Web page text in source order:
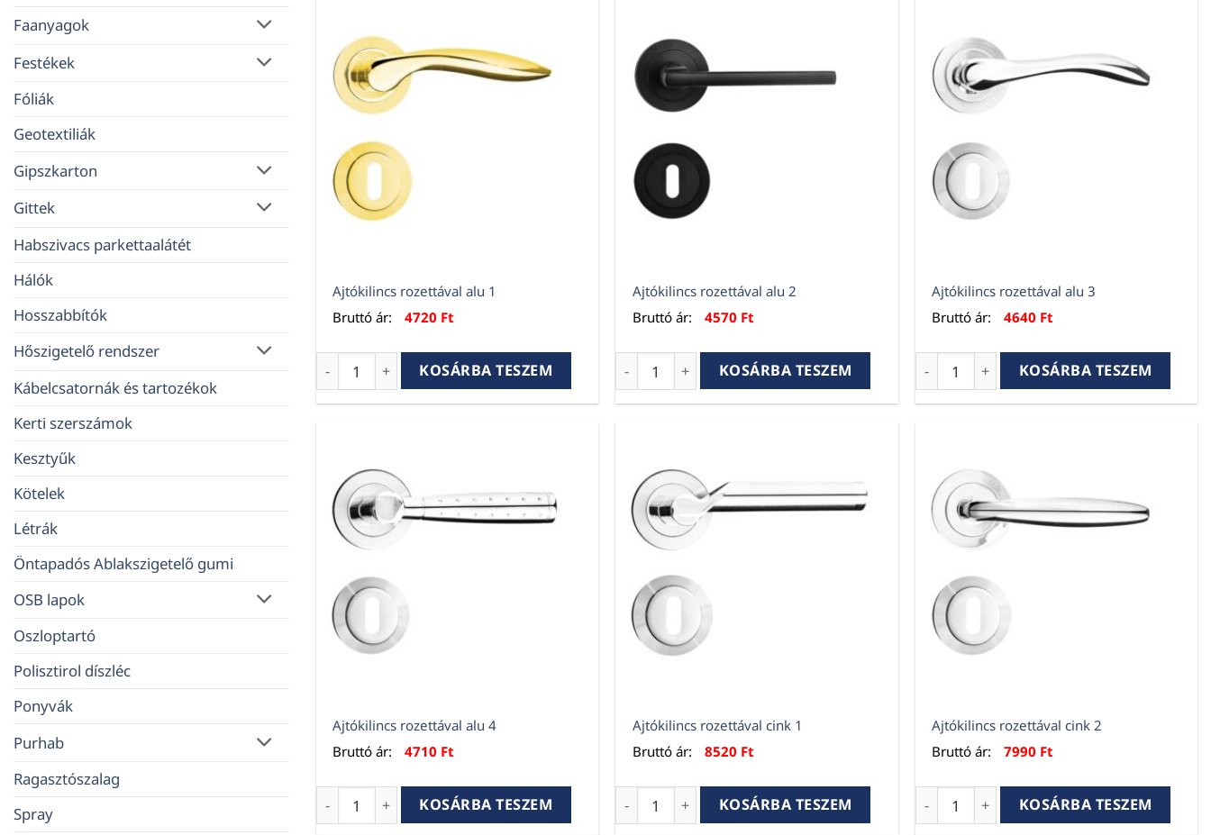
Faanyagok
Festékek
Fóliák
Geotextiliák
Gipszkarton
Gittek
Habszivacs parkettaalátét
Hálók
Hosszabbítók
Hőszigetelő rendszer
Kábelcsatornák és tartozékok
Kerti szerszámok
Kesztyűk
Kötelek
Létrák
Öntapadós Ablakszigetelő gumi
OSB lapok
Oszloptartó
Polisztirol díszléc
Ponyvák
Purhab
Ragasztószalag
Spray
Ajtókilincs rozettával alu 1
Bruttó ár:
4720 Ft
Ajtókilincs rozettával alu 1 mennyiség
KOSÁRBA TESZEM
Ajtókilincs rozettával alu 2
Bruttó ár:
4570 Ft
Ajtókilincs rozettával alu 2 mennyiség
KOSÁRBA TESZEM
Ajtókilincs rozettával alu 3
Bruttó ár:
4640 Ft
Ajtókilincs rozettával alu 3 mennyiség
KOSÁRBA TESZEM
Ajtókilincs rozettával alu 4
Bruttó ár:
4710 Ft
Ajtókilincs rozettával alu 4 mennyiség
KOSÁRBA TESZEM
Ajtókilincs rozettával cink 1
Bruttó ár:
8520 Ft
Ajtókilincs rozettával cink 1 mennyiség
KOSÁRBA TESZEM
Ajtókilincs rozettával cink 2
Bruttó ár:
7990 Ft
Ajtókilincs rozettával cink 2 mennyiség
KOSÁRBA TESZEM